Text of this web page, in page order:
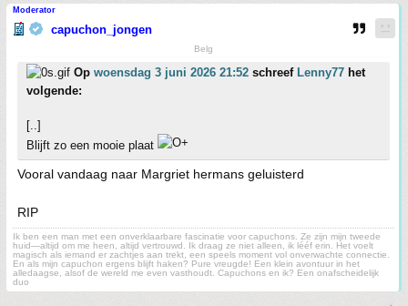
Moderator
capuchon_jongen
Belg
Op woensdag 3 juni 2026 21:52 schreef Lenny77 het
volgende:
[..]
Blijft zo een mooie plaat
Vooral vandaag naar Margriet hermans geluisterd
RIP
Ik ben een man met een onverklaarbare fascinatie voor capuchons. Ze zijn mijn tweede
huid—altijd om me heen, altijd vertrouwd. Ik draag ze niet alleen, ik lééf erin. Het voelt
magisch als iemand er zachtjes aan trekt, een speels moment vol onverwachte connectie.
En als mijn capuchon ergens blijft haken? Pure vreugde! Een klein avontuur in het
alledaagse, alsof de wereld me even vasthoudt. Capuchons en ik? Een onafscheidelijk
duo